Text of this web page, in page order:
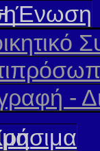
Ένωση
-